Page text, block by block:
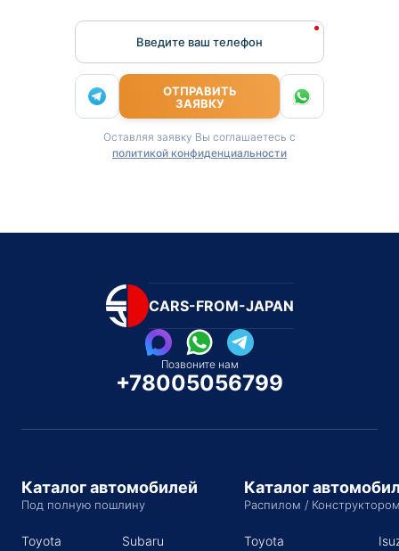
Введите ваш телефон
ОТПРАВИТЬ
ЗАЯВКУ
Оставляя заявку Вы соглашаетесь с
политикой конфиденциальности
CARS-FROM-JAPAN
Позвоните нам
+78005056799
Каталог автомобилей
Под полную пошлину
Toyota
Subaru
Каталог
Распилом /
Toyota